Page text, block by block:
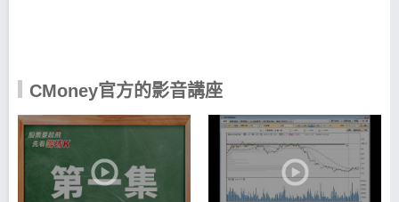
的人生態度。 熱情專注：知道自己喜歡什麼，不僅能
探索各種可能性有好奇心，並喜歡接觸、學習新事
物。 同理心與彈性：能站在不同人的立場看事情，能
尊重並接受與自己不同的決定。 能團隊合作：具備高
度團隊合作精神，樂意將團隊的目標置於個人目標之
前。 樂於助人：喜歡幫助他人解決問題，並認為這是
CMoney官方的影音講座